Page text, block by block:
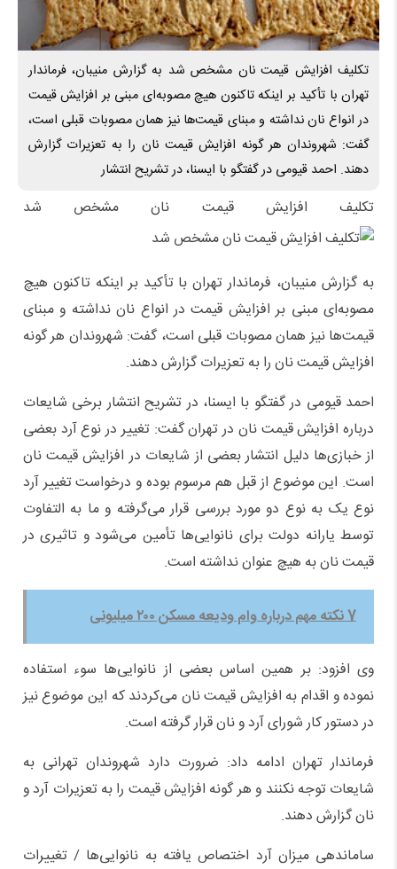
تکلیف افزایش قیمت نان مشخص شد به گزارش منیبان، فرماندار
تهران با تأکید بر اینکه تاکنون هیچ مصوبه‌ای مبنی بر افزایش قیمت
در انواع نان نداشته و مبنای قیمت‌ها نیز همان مصوبات قبلی است،
گفت: شهروندان هر گونه افزایش قیمت نان را به تعزیرات گزارش
دهند. احمد قیومی در گفتگو با ایسنا، در تشریح انتشار
تکلیف افزایش قیمت نان مشخص شد
به گزارش منیبان، فرماندار تهران با تأکید بر اینکه تاکنون هیچ
مصوبه‌ای مبنی بر افزایش قیمت در انواع نان نداشته و مبنای
قیمت‌ها نیز همان مصوبات قبلی است، گفت: شهروندان هر گونه
افزایش قیمت نان را به تعزیرات گزارش دهند.
احمد قیومی در گفتگو با ایسنا، در تشریح انتشار برخی شایعات
درباره افزایش قیمت نان در تهران گفت: تغییر در نوع آرد بعضی
از خبازی‌ها دلیل انتشار بعضی از شایعات در افزایش قیمت نان
است. این موضوع از قبل هم مرسوم بوده و درخواست تغییر آرد
نوع یک به نوع دو مورد بررسی قرار می‌گرفته و ما به التفاوت
توسط یارانه دولت برای نانوایی‌ها تأمین می‌شود و تاثیری در
قیمت نان به هیچ عنوان نداشته است.
7 نکته مهم درباره وام ودیعه مسکن ۲۰۰ میلیونی
وی افزود: بر همین اساس بعضی از نانوایی‌ها سوء استفاده
نموده و اقدام به افزایش قیمت نان می‌کردند که این موضوع نیز
در دستور کار شورای آرد و نان قرار گرفته است.
فرماندار تهران ادامه داد: ضرورت دارد شهروندان تهرانی به
شایعات توجه نکنند و هر گونه افزایش قیمت را به تعزیرات آرد و
نان گزارش دهند.
ساماندهی میزان آرد اختصاص یافته به نانوایی‌ها / تغییرات